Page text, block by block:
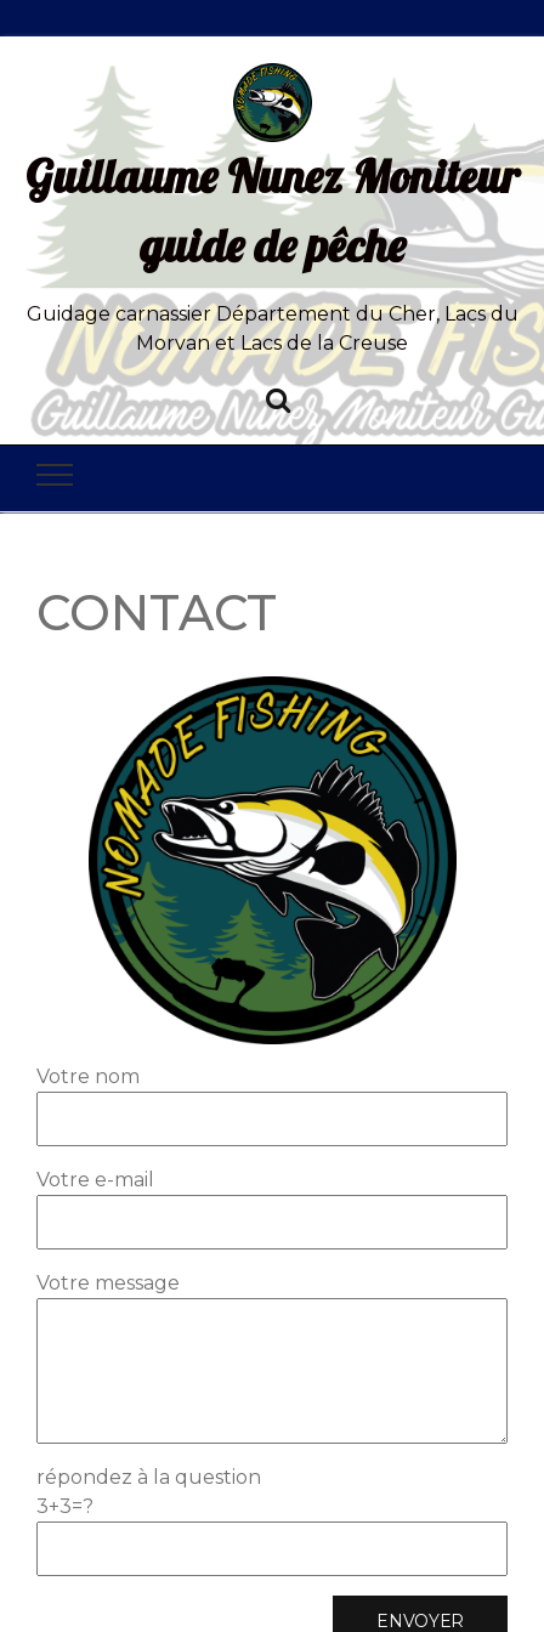
Guillaume Nunez Moniteur
guide de pêche
Guidage carnassier Département du Cher, Lacs du
Morvan et Lacs de la Creuse
CONTACT
Votre nom
Votre e-mail
Votre message
répondez à la question
3+3=?